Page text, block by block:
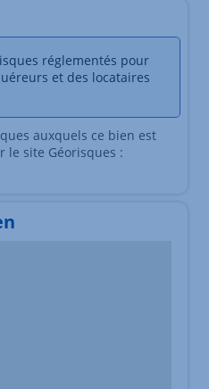
réglementés pour
et des locataires
auxquels ce bien est
le site Géorisques :